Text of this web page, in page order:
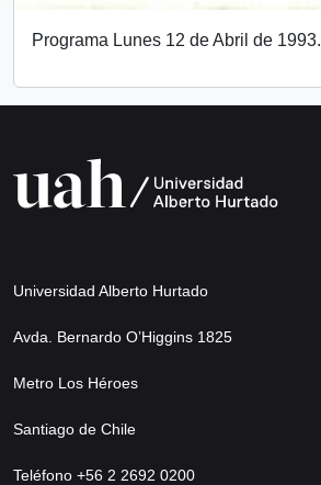
Programa Lunes 12 de Abril de 1993.
Universidad Alberto Hurtado
Avda. Bernardo O’Higgins 1825
Metro Los Héroes
Santiago de Chile
Teléfono +56 2 2692 0200